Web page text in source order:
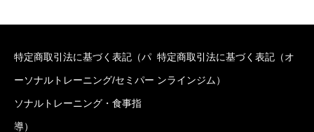
特定商取引法に基づく表記（パ
ーソナルトレーニング/セミパー
ソナルトレーニング・食事指
導）
特定商取引法に基づく表記（オ
ンラインジム）